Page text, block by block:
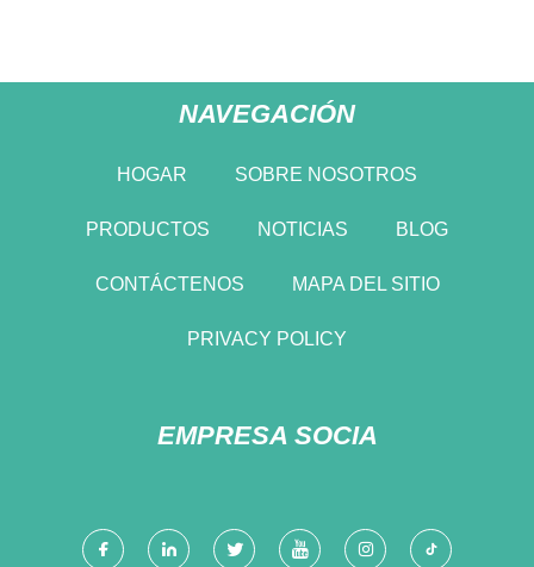
NAVEGACIÓN
HOGAR SOBRE NOSOTROS
PRODUCTOS NOTICIAS BLOG
CONTÁCTENOS MAPA DEL SITIO
PRIVACY POLICY
EMPRESA SOCIA